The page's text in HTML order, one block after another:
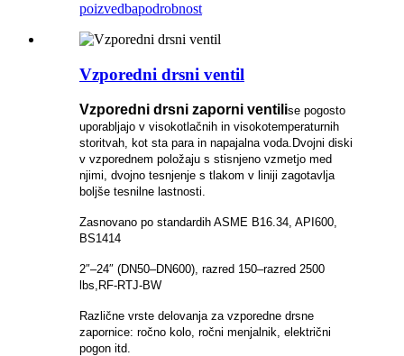
poizvedbapodrobnost
Vzporedni drsni ventil
Vzporedni drsni zaporni ventilise pogosto
uporabljajo v visokotlačnih in visokotemperaturnih
storitvah, kot sta para in napajalna voda. Dvojni diski
v vzporednem položaju s stisnjeno vzmetjo med
njimi, dvojno tesnjenje s tlakom v liniji zagotavlja
boljše tesnilne lastnosti.
Zasnovano po standardih ASME B16.34, API600,
BS1414
2″–24″ (DN50–DN600), razred 150–razred 2500
lbs, RF-RTJ-BW
Različne vrste delovanja za vzporedne drsne
zapornice: ročno kolo, ročni menjalnik, električni
pogon itd.